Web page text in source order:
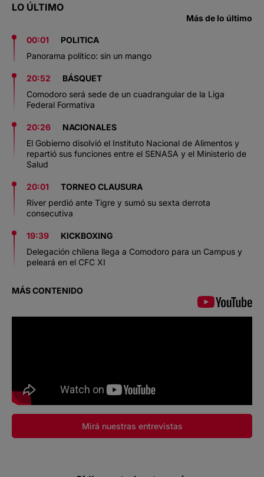
LO ÚLTIMO
Más de lo último
00:01
POLITICA
Panorama político: sin un mango
20:52
BÁSQUET
Comodoro será sede de un cuadrangular de la Liga
Federal Formativa
20:26
NACIONALES
El Gobierno disolvió el Instituto Nacional de Alimentos y
repartió sus funciones entre el SENASA y el Ministerio de
Salud
20:01
TORNEO CLAUSURA
River perdió ante Tigre y sumó su sexta derrota
consecutiva
19:39
KICKBOXING
Delegación chilena llega a Comodoro para un Campus y
peleará en el CFC XI
MÁS CONTENIDO
Mirá nuestras entrevistas